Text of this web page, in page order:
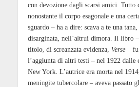
con devozione dagli scarsi amici. Tutto
nonostante il corpo esagonale e una
sguardo – ha a dire: scava a te una tana,
disarginata, nell’altrui dimora. Il libro –
titolo, di screanzata evidenza, Verse– fu
l’aggiunta di altri testi – nel 1922 dalle
New York. L’autrice era morta nel
meningite tubercolare – aveva passato